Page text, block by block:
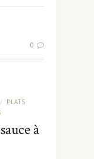
0
/
PLATS
à